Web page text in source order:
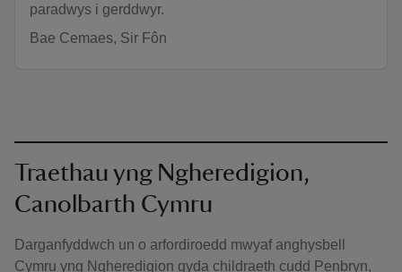
paradwys i gerddwyr.
Bae Cemaes, Sir Fôn
Traethau yng Ngheredigion,
Canolbarth Cymru
Darganfyddwch un o arfordiroedd mwyaf anghysbell
Cymru yng Ngheredigion gyda childraeth cudd Penbryn,